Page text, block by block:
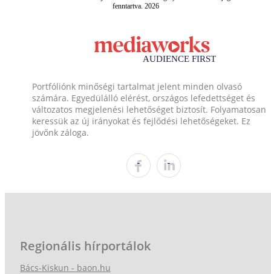
fenntartva. 2026
Portfóliónk minőségi tartalmat jelent minden olvasó
számára. Egyedülálló elérést, országos lefedettséget és
változatos megjelenési lehetőséget biztosít. Folyamatosan
keressük az új irányokat és fejlődési lehetőségeket. Ez
jövőnk záloga.
Regionális hírportálok
Bács-Kiskun - baon.hu